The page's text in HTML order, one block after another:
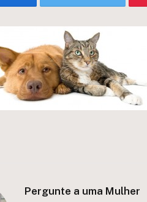
Pergunte a uma Mulher